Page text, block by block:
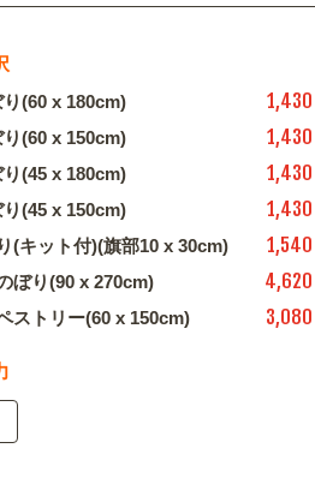
(60 x 180cm)
1,430
(60 x 150cm) 1,430
(45 x 180cm) 1,430
(45 x 150cm) 1,430
(キット付)(旗部10 x 30cm) 1,540
ぼり(90 x 270cm) 4,620
ストリー(60 x 150cm) 3,080